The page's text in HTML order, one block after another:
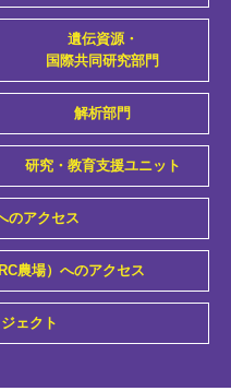
遺伝資源・
国際共同研究部門
解析部門
研究・教育支援ユニット
のアクセス
農場）へのアクセス
ェクト